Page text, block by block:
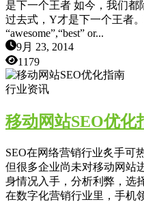
是下一个王者 如今，我们
过去式，Y才是下一个王者
“awesome”,“best” or...
9月 23, 2014
1179
行业资讯
移动网站SEO优化
SEO在网络营销行业炙手可
但很多企业尚未对移动网站
身情况入手，分析利弊，选
在数字化营销行业里，手机